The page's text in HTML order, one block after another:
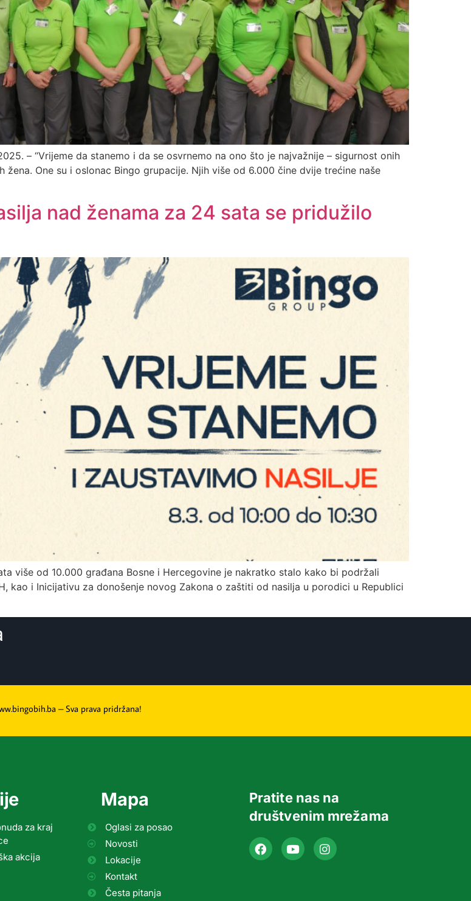
– “Vrijeme da stanemo i da se osvrnemo na ono što je najvažnije – sigurnost onih
One su i oslonac Bingo grupacije. Njih više od 6.000 čine dvije trećine naše
nad ženama za 24 sata se pridužilo
više od 10.000 građana Bosne i Hercegovine je nakratko stalo kako bi podržali
kao i Inicijativu za donošenje novog Zakona o zaštiti od nasilja u porodici u Republici
– Sva prava pridržana!
za kraj
akcija
Mapa
Oglasi za posao
Novosti
Lokacije
Kontakt
Česta pitanja
Pratite nas na
društvenim mrežama